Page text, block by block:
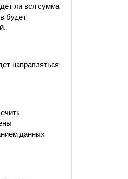
ли вся сумма
будет
направляться
данных